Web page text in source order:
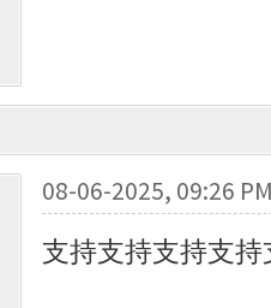
08-06-2025, 09:26
支持支持支持支持